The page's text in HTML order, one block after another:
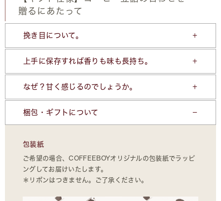
贈るにあたって
挽き目について。
上手に保存すれば香りも味も長持ち。
なぜ？甘く感じるのでしょうか。
梱包・ギフトについて
包装紙
ご希望の場合、COFFEEBOYオリジナルの包装紙でラッピ
ングしてお届けいたします。
＊リボンはつきません。ご了承ください。